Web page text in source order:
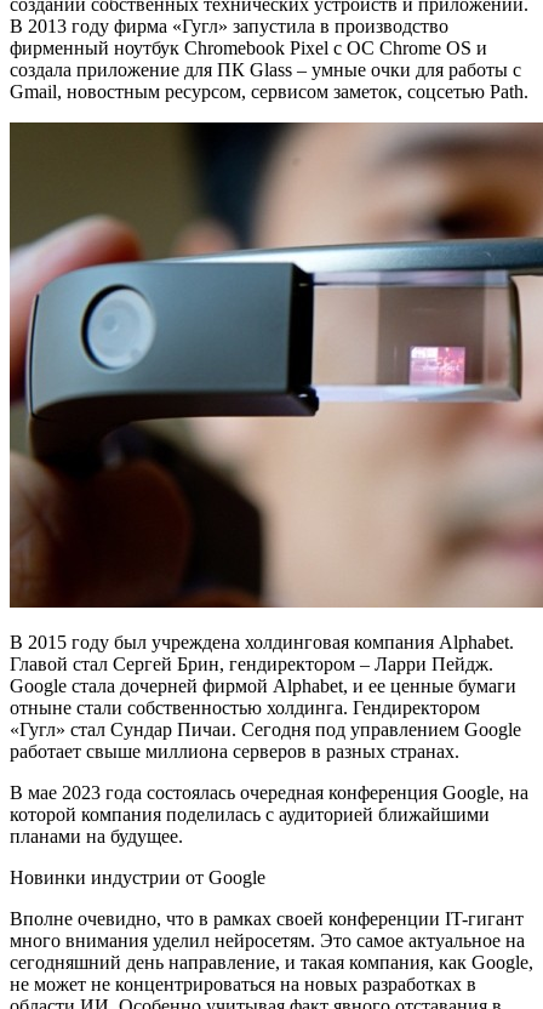
В 2013 году фирма «Гугл» запустила в производство
фирменный ноутбук Chromebook Pixel с ОС Chrome OS и
создала приложение для ПК Glass – умные очки для работы с
Gmail, новостным ресурсом, сервисом заметок, соцсетью Path.
В 2015 году был учреждена холдинговая компания Alphabet.
Главой стал Сергей Брин, гендиректором – Ларри Пейдж.
Google стала дочерней фирмой Alphabet, и ее ценные бумаги
отныне стали собственностью холдинга. Гендиректором
«Гугл» стал Сундар Пичаи. Сегодня под управлением Google
работает свыше миллиона серверов в разных странах.
В мае 2023 года состоялась очередная конференция Google, на
которой компания поделилась с аудиторией ближайшими
планами на будущее.
Новинки индустрии от Google
Вполне очевидно, что в рамках своей конференции IT-гигант
много внимания уделил нейросетям. Это самое актуальное на
сегодняшний день направление, и такая компания, как Google,
не может не концентрироваться на новых разработках в